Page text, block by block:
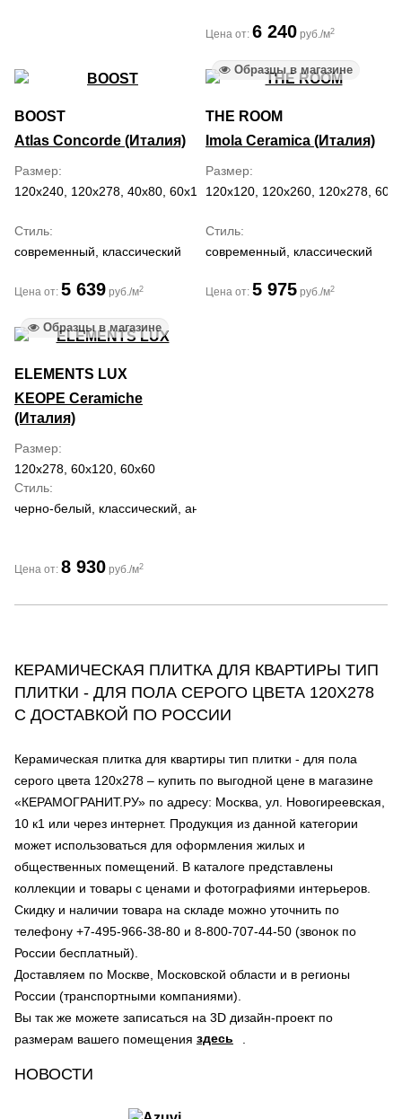
Цена от: 6 240 руб./м2
BOOST
Atlas Concorde (Италия)
Размер
120x240, 120x278, 40x80, 60x120, 60x60
Стиль
современный, классический
Цена от: 5 639 руб./м2
Образцы в магазине
THE ROOM
Imola Ceramica (Италия)
Размер
120x120, 120x260, 120x278,
Стиль
современный, классический
Цена от: 5 975 руб./м2
Образцы в магазине
ELEMENTS LUX
KEOPE Ceramiche
(Италия)
Размер
120x278, 60x120, 60x60
Стиль
черно-белый, классический, античный
Цена от: 8 930 руб./м2
КЕРАМИЧЕСКАЯ ПЛИТКА ДЛЯ КВАРТИРЫ ТИП
ПЛИТКИ - ДЛЯ ПОЛА СЕРОГО ЦВЕТА 120Х278
С ДОСТАВКОЙ ПО РОССИИ
Керамическая плитка для квартиры тип плитки - для пола
серого цвета 120х278 – купить по выгодной цене в магазине
«КЕРАМОГРАНИТ.РУ» по адресу: Москва, ул. Новогиреевская,
10 к1 или через интернет. Продукция из данной категории
может использоваться для оформления жилых и
общественных помещений. В каталоге представлены
коллекции и товары с ценами и фотографиями интерьеров.
Скидку и наличии товара на складе можно уточнить по
телефону +7-495-966-38-80 и 8-800-707-44-50 (звонок по
России бесплатный).
Доставляем по Москве, Московской области и в регионы
России (транспортными компаниями).
Вы так же можете записаться на 3D дизайн-проект по
размерам вашего помещения здесь
НОВОСТИ